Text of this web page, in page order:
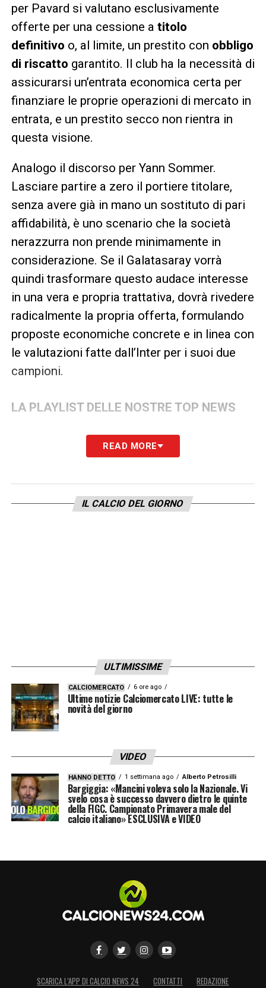
per Pavard si valutano esclusivamente
offerte per una cessione a titolo
definitivo o, al limite, un prestito con obbligo
di riscatto garantito. Il club ha la necessità di
assicurarsi un’entrata economica certa per
finanziare le proprie operazioni di mercato in
entrata, e un prestito secco non rientra in
questa visione.
Analogo il discorso per Yann Sommer.
Lasciare partire a zero il portiere titolare,
senza avere già in mano un sostituto di pari
affidabilità, è uno scenario che la società
nerazzurra non prende minimamente in
considerazione. Se il Galatasaray vorrà
quindi trasformare questo audace interesse
in una vera e propria trattativa, dovrà rivedere
radicalmente la propria offerta, formulando
proposte economiche concrete e in linea con
le valutazioni fatte dall’Inter per i suoi due
campioni.
LA PLAYLIST DELLE NOSTRE TOP NEWS
READ MORE
IL CALCIO DEL GIORNO
ULTIMISSIME
CALCIOMERCATO 6 ore ago
Ultime notizie Calciomercato LIVE: tutte le
novità del giorno
VIDEO
HANNO DETTO 1 settimana ago Alberto Petrosilli
Bargiggia: «Mancini voleva solo la Nazionale. Vi
svelo cosa è successo davvero dietro le quinte
della FIGC. Campionato Primavera male del
calcio italiano» ESCLUSIVA e VIDEO
SCARICA L’APP DI CALCIO NEWS 24 CONTATTI REDAZIONE